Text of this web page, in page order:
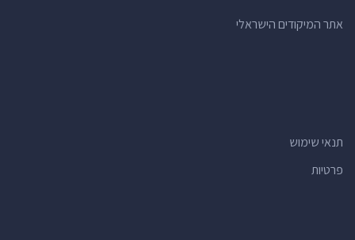
אתר המיקודים הישראלי
תנאי שימוש
פרטיות